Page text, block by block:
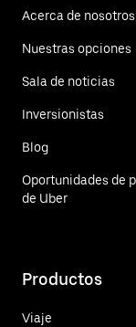
Acerca de nosotros
Nuestras opciones
Sala de noticias
Inversionistas
Blog
Oportunidades de
de Uber
Productos
Viaje